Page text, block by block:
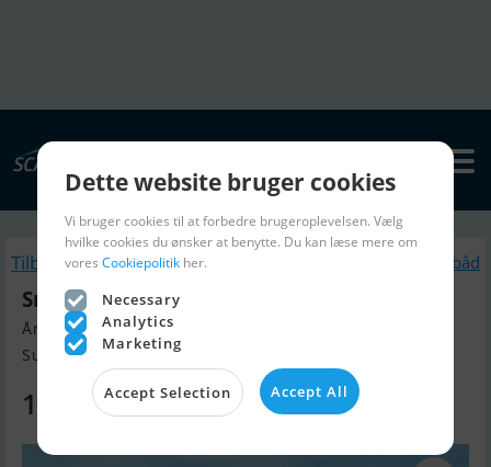
Tilbage Lignende Motorbåd
Smartliner Cuddy 19
Årgang 2025, Motorbåd til salg
Sunds, Danmark
145.295 DKK
Dette website bruger cookies
Vi bruger cookies til at forbedre brugeroplevelsen. Vælg
hvilke cookies du ønsker at benytte. Du kan læse mere om
vores Cookiepolitik her.
Necessary
Analytics
Marketing
Accept Selection Accept All